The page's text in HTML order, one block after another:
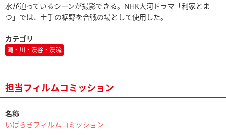
水が迫っているシーンが撮影できる。NHK大河ドラマ「利家とま
つ」では、土手の裾野を合戦の場として使用した。
カテゴリ
滝・川・渓谷・渓流
担当フィルムコミッション
名称
いばらきフィルムコミッション